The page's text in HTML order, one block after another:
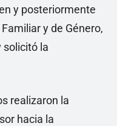
y posteriormente
y de Género,
solicitó la
realizaron la
hacia la